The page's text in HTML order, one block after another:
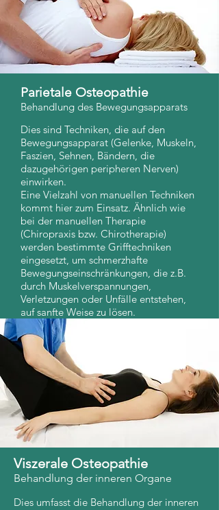
Parietale Osteopathie
Behandlung des Bewegungsapparats
Dies sind Techniken, die auf den
Bewegungsapparat (Gelenke, Muskeln,
Faszien, Sehnen, Bändern, die
dazugehörigen peripheren Nerven)
einwirken.
Eine Vielzahl von manuellen Techniken
kommt hier zum Einsatz. Ähnlich wie
bei der manuellen Therapie
(Chiropraxis bzw. Chirotherapie)
werden bestimmte Grifftechniken
eingesetzt, um schmerzhafte
Bewegungseinschränkungen, die z.B.
durch Muskelverspannungen,
Verletzungen oder Unfälle entstehen,
auf sanfte Weise zu lösen.
Viszerale Osteopathie
Behandlung der inneren Organe
Dies umfasst die Behandlung der inneren